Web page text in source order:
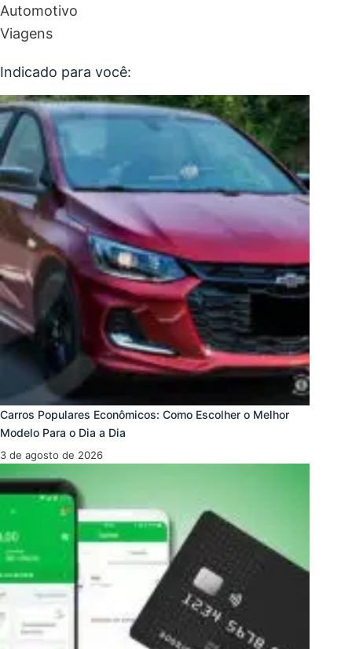
Automotivo
Viagens
Indicado para você:
Carros Populares Econômicos: Como Escolher o Melhor
Modelo Para o Dia a Dia
3 de agosto de 2026